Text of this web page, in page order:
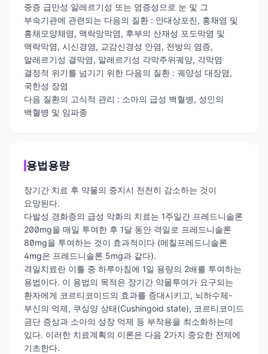
중증 급만성 알레르기성 또는 염증성으로 눈 및 그
부속기관에 관련되는 다음의 질환 : 안대상포진, 홍채염 및
홍채모양체염, 맥락망막염, 후부의 산재성 포도막염 및
맥락막염, 시신경염, 교감신경성 안염, 전방의 염증,
알레르기성 결막염, 알레르기성 각막주위궤양, 각막염
결정적 위기를 넘기기 위한 다음의 질환 : 궤양성 대장염,
국한성 장염
다음 질환의 고식적 관리 : 소아의 급성 백혈병, 성인의
백혈병 및 임파종
용법용량
장기간 치료 후 약물의 중지시 천천히 감소하는 것이
요망된다.
다발성 경화증의 급성 악화의 치료는 1주일간 프레드니솔론
200mg을 매일 투여한 후 1달 동안 격일로 프레드니솔론
80mg을 투여하는 것이 효과적이다 (메칠프레드니솔론
4mg은 프레드니솔론 5mg과 같다).
격일치료란 이틀 중 하루아침에 1일 용량의 2배를 투여하는
용법이다. 이 용법의 목적은 장기간 약물투여가 요구되는
환자에게 코르티코이드의 효과를 증대시키고, 뇌하수체-
부신의 억제, 쿠싱양 상태(Cushingoid state), 코르티코이드
금단 증상과 소아의 성장 억제 등 부작용을 최소화하는데
있다. 이러한 치료계획의 이론은 다음 2가지 중요한 전제에
기초한다.